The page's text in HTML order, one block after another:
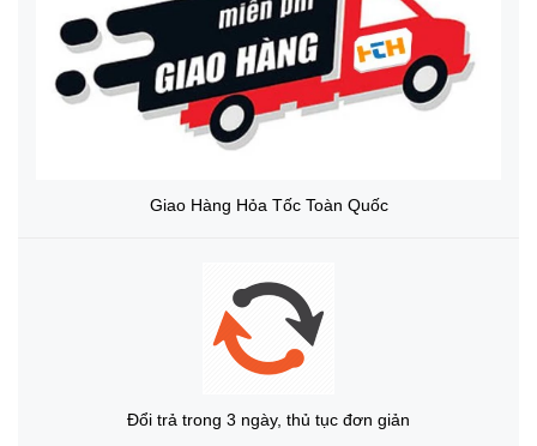
Giao Hàng Hỏa Tốc Toàn Quốc
Đổi trả trong 3 ngày, thủ tục đơn giản